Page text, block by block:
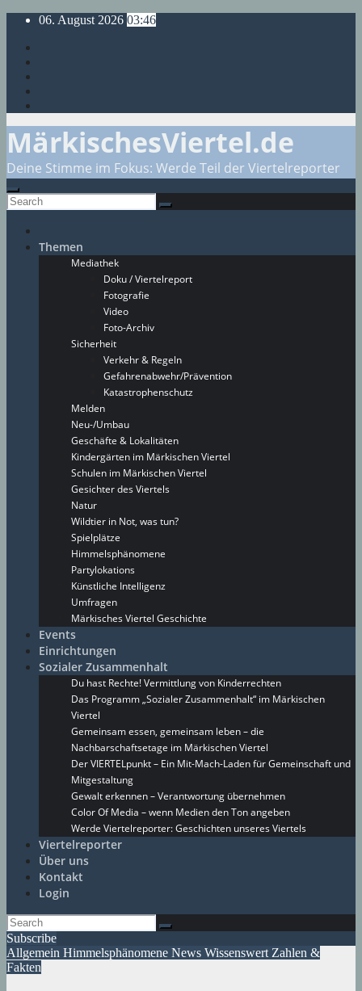
Skip
content
06. August 2026 03:46
MärkischesViertel.de
Deine Stimme im Fokus: Werde Teil der Viertelreporter
Themen
Mediathek
Doku / Viertelreport
Fotografie
Video
Foto-Archiv
Sicherheit
Verkehr & Regeln
Gefahrenabwehr/Prävention
Katastrophenschutz
Melden
Neu-/Umbau
Geschäfte & Lokalitäten
Kindergärten im Märkischen Viertel
Schulen im Märkischen Viertel
Gesichter des Viertels
Natur
Wildtier in Not, was tun?
Spielplätze
Himmelsphänomene
Partylokations
Künstliche Intelligenz
Umfragen
Märkisches Viertel Geschichte
Events
Einrichtungen
Sozialer Zusammenhalt
Du hast Rechte! Vermittlung von Kinderrechten
Das Programm „Sozialer Zusammenhalt“ im Märkischen
Viertel
Gemeinsam essen, gemeinsam leben – die
Nachbarschaftsetage im Märkischen Viertel
Der VIERTELpunkt – Ein Mit-Mach-Laden für Gemeinschaft und
Mitgestaltung
Gewalt erkennen – Verantwortung übernehmen
Color Of Media – wenn Medien den Ton angeben
Werde Viertelreporter: Geschichten unseres Viertels
Viertelreporter
Über uns
Kontakt
Login
Subscribe
Allgemein Himmelsphänomene News Wissenswert Zahlen &
Fakten